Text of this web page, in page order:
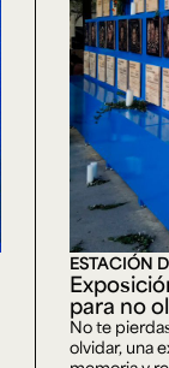
ESTACIÓN
para no
No te
olvidar, una